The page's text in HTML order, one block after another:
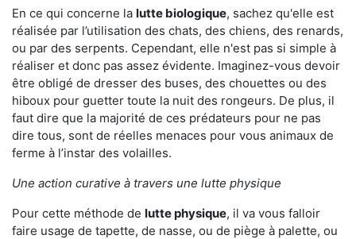
En ce qui concerne la lutte biologique, sachez qu'elle est
réalisée par l’utilisation des chats, des chiens, des renards,
ou par des serpents. Cependant, elle n'est pas si simple à
réaliser et donc pas assez évidente. Imaginez-vous devoir
être obligé de dresser des buses, des chouettes ou des
hiboux pour guetter toute la nuit des rongeurs. De plus, il
faut dire que la majorité de ces prédateurs pour ne pas
dire tous, sont de réelles menaces pour vous animaux de
ferme à l’instar des volailles.
Une action curative à travers une lutte physique
Pour cette méthode de lutte physique, il va vous falloir
faire usage de tapette, de nasse, ou de piège à palette, ou